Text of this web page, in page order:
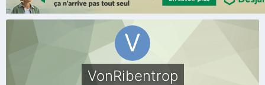
VonRibentrop